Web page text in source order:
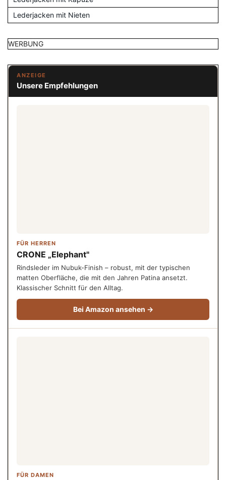
Lederjacken mit Nieten
WERBUNG
ANZEIGE
Unsere Empfehlungen
FÜR HERREN
CRONE „Elephant"
Rindsleder im Nubuk-Finish – robust, mit der typischen
matten Oberfläche, die mit den Jahren Patina ansetzt.
Klassischer Schnitt für den Alltag.
Bei Amazon ansehen →
FÜR DAMEN